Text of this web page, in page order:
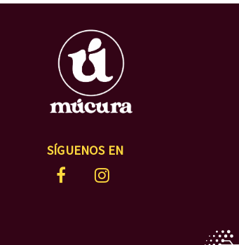
SÍGUENOS EN